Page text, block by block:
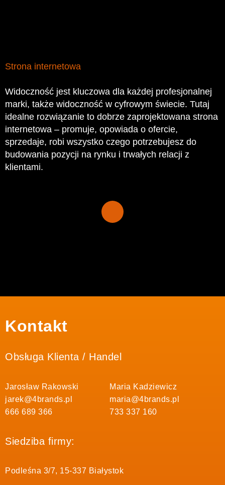
Strona internetowa
Widoczność jest kluczowa dla każdej profesjonalnej
marki, także widoczność w cyfrowym świecie. Tutaj
idealne rozwiązanie to dobrze zaprojektowana strona
internetowa – promuje, opowiada o ofercie,
sprzedaje, robi wszystko czego potrzebujesz do
budowania pozycji na rynku i trwałych relacji z
klientami.
Kontakt
Obsługa Klienta / Handel
Jarosław Rakowski
jarek@4brands.pl
666 689 366
Maria Kadziewicz
maria@4brands.pl
733 337 160
Siedziba firmy:
Podleśna 3/7, 15-337 Białystok